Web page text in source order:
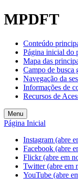
MPDFT
Conteúdo
Página inicial do
Mapa das
Campo de busca
Navegação da
Informações de
Recursos de
Menu
Página Inicial
Instagram (abre
Facebook (abre
Flickr (abre em
Twitter (abre em
YouTube (abre